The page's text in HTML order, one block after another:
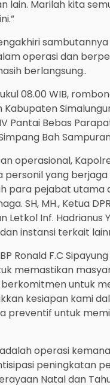
lain. Marilah kita
operasi dan
berlangsung..
08.00 WIB,
Pantai Bebas
Bah
operasional,
personil yang
para pejabat utama
SH, MH., Ketua
Inf. Hadrianus
dan instansi terkait
Ronald F.C
memastikan
berkomitmen untuk
kesiapan kami
preventif untuk
operasi
peningkatan
Natal dan